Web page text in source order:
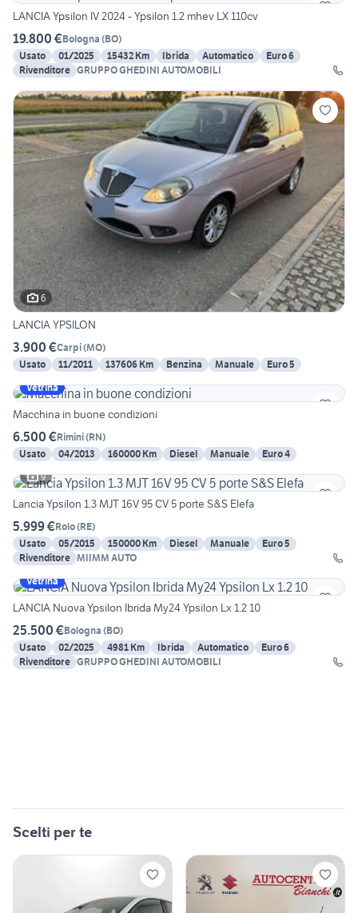
LANCIA Ypsilon IV 2024 - Ypsilon 1.2 mhev LX 110cv
19.800 €Bologna (BO)
Usato
01/2025 15432 Km Ibrida Automatico
Euro 6
Rivenditore GRUPPO GHEDINI AUTOMOBILI
6
LANCIA YPSILON
3.900 €Carpi(MO)
Usato
11/2011 137606 Km Benzina Manuale
Euro 5
Vetrina
Macchina in buone condizioni
6.500 €Rimini(RN)
Usato
04/2013 160000 Km Diesel Manuale
Euro 4
9
Lancia Ypsilon 1.3 MJT 16V 95 CV 5 porte S&S Elefa
5.999 €Rolo(RE)
Usato
05/2015 150000 Km Diesel Manuale
Euro 5
Rivenditore MIIMM AUTO
Vetrina
LANCIA Nuova Ypsilon Ibrida My24 Ypsilon Lx 1.2 10
25.500 €Bologna (BO)
Usato
02/2025 4981 Km Ibrida Automatico
Euro 6
Rivenditore GRUPPO GHEDINI AUTOMOBILI
Scelti per te